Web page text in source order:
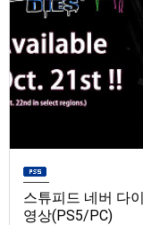
스튜피드 네버 다
영상(PS5/PC)